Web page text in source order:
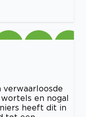
verwaarloosde
en nogal
heeft dit in